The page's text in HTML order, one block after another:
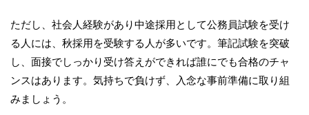
ただし、社会人経験があり中途採用として公務員試験を受け
る人には、秋採用を受験する人が多いです。筆記試験を突破
し、面接でしっかり受け答えができれば誰にでも合格のチャ
ンスはあります。気持ちで負けず、入念な事前準備に取り組
みましょう。